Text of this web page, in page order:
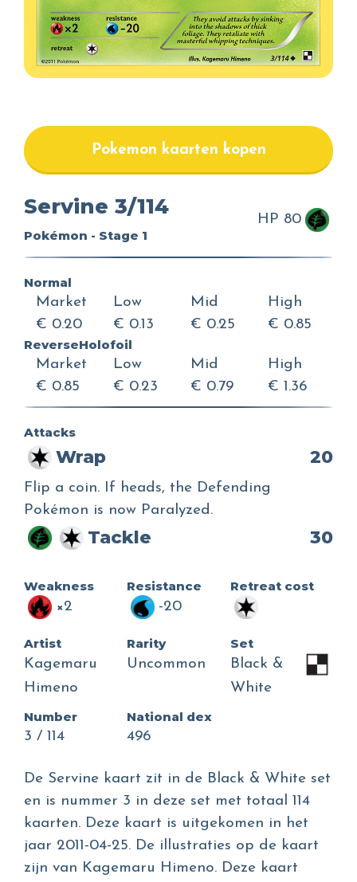
Pokemon kaarten kopen
Servine 3/114
Pokémon - Stage 1
HP 80
Normal
Market
€ 0.20
Low
€ 0.13
Mid
€ 0.25
High
€ 0.85
ReverseHolofoil
Market
€ 0.85
Low
€ 0.23
Mid
€ 0.79
High
€ 1.36
Attacks
Wrap 20
Flip a coin. If heads, the Defending
Pokémon is now Paralyzed.
Tackle 30
Weakness
×2
Resistance
-20
Retreat cost
Artist
Kagemaru
Himeno
Rarity
Uncommon
Set
Black &
White
Number
3 / 114
National dex
496
De Servine kaart zit in de Black & White set
en is nummer 3 in deze set met totaal 114
kaarten. Deze kaart is uitgekomen in het
jaar 2011-04-25. De illustraties op de kaart
zijn van Kagemaru Himeno. Deze kaart